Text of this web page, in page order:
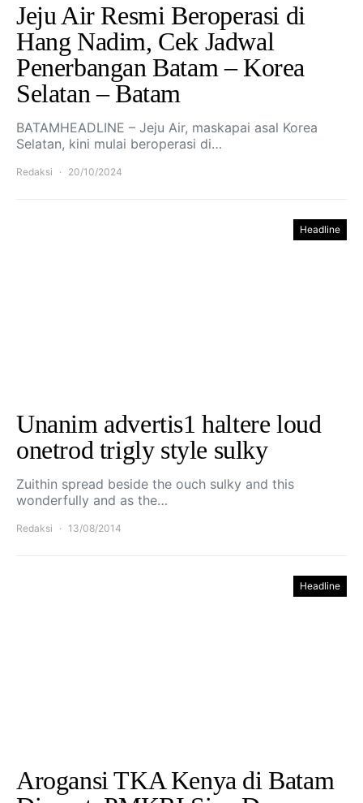
Jeju Air Resmi Beroperasi di
Hang Nadim, Cek Jadwal
Penerbangan Batam – Korea
Selatan – Batam
BATAMHEADLINE – Jeju Air, maskapai asal Korea
Selatan, kini mulai beroperasi di…
Redaksi 20/10/2024
Headline
Unanim advertis1 haltere loud
onetrod trigly style sulky
Zuithin spread beside the ouch sulky and this
wonderfully and as the…
Redaksi 13/08/2014
Headline
Arogansi TKA Kenya di Batam